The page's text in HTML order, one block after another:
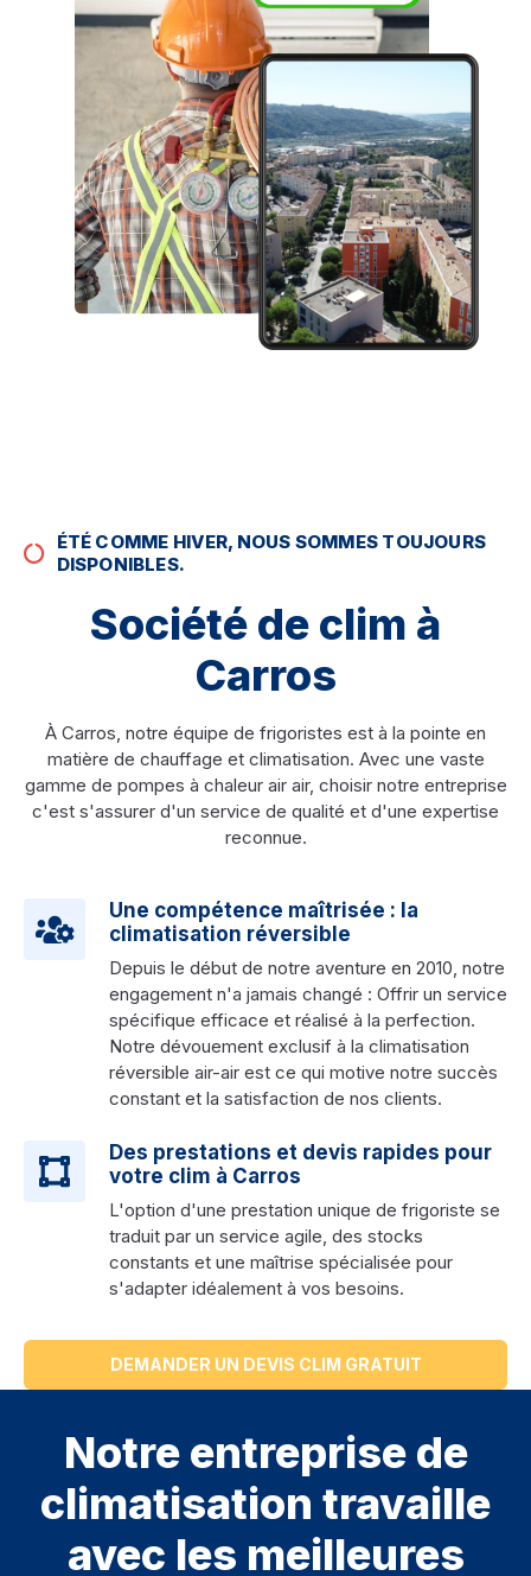
ÉTÉ COMME HIVER, NOUS SOMMES TOUJOURS
DISPONIBLES.
Société de clim à
Carros
À Carros, notre équipe de frigoristes est à la pointe en
matière de chauffage et climatisation. Avec une vaste
gamme de pompes à chaleur air air, choisir notre entreprise
c'est s'assurer d'un service de qualité et d'une expertise
reconnue.
Une compétence maîtrisée : la
climatisation réversible
Depuis le début de notre aventure en 2010, notre
engagement n'a jamais changé : Offrir un service
spécifique efficace et réalisé à la perfection.
Notre dévouement exclusif à la climatisation
réversible air-air est ce qui motive notre succès
constant et la satisfaction de nos clients.
Des prestations et devis rapides pour
votre clim à Carros
L'option d'une prestation unique de frigoriste se
traduit par un service agile, des stocks
constants et une maîtrise spécialisée pour
s'adapter idéalement à vos besoins.
DEMANDER UN DEVIS CLIM GRATUIT
Notre entreprise de
climatisation travaille
avec les meilleures